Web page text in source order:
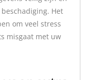
Het
om veel stress
misgaat met uw